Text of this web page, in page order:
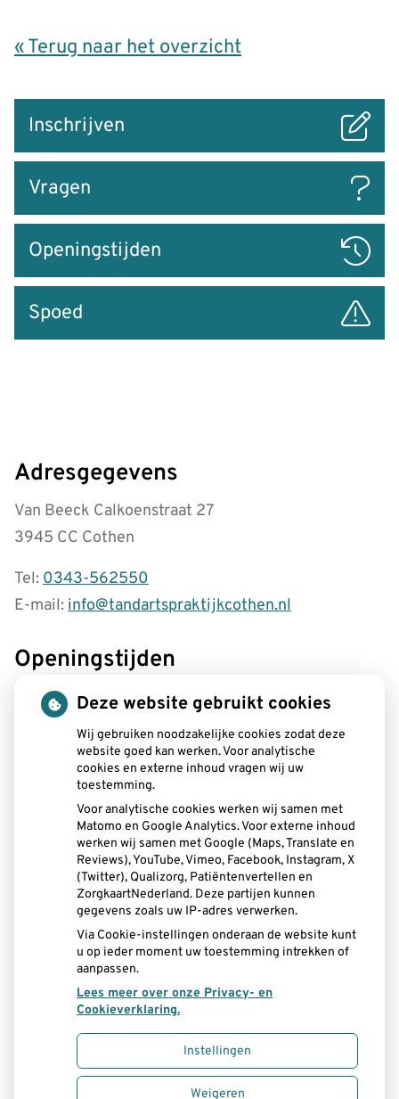
« Terug naar het overzicht
naar
Inschrijven
Vragen
Openingstijden
Spoed
Adresgegevens
Van Beeck Calkoenstraat 27
3945 CC Cothen
Tel:0343-562550
E-mail:info@tandartspraktijkcothen.nl
Openingstijden
Maandag: 08.00tot
- 12.30
13.00 tot- 19.00
08.00tot
- 12.30
13.00tot
- 17.00
Woensdag:
08.15 tot
- 12.30
Donderdag:
08.00tot
- 12.30
13.00tot
- 17.00
08.00tot
- 12.30
13.00tot
- 15.00
Aangesloten bij:
Uw Zorg Online|Beheer
Deze website gebruikt cookies
Wij gebruiken noodzakelijke cookies zodat deze
website goed kan werken. Voor analytische
cookies en externe inhoud vragen wij uw
toestemming.
Voor analytische cookies werken wij samen met
Matomo en Google Analytics. Voor externe inhoud
werken wij samen met Google (Maps, Translate en
Reviews), YouTube, Vimeo, Facebook, Instagram, X
(Twitter), Qualizorg, Patiëntenvertellen en
ZorgkaartNederland. Deze partijen kunnen
gegevens zoals uw IP-adres verwerken.
Via Cookie-instellingen onderaan de website kunt
u op ieder moment uw toestemming intrekken of
aanpassen.
Lees meer over onze Privacy- en
Cookieverklaring.
Instellingen
Weigeren